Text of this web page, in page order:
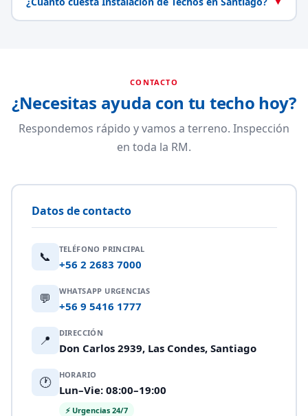
CONTACTO
¿Necesitas ayuda con tu techo hoy?
Respondemos rápido y vamos a terreno. Inspección
en toda la RM.
Datos de contacto
📞 TELÉFONO PRINCIPAL
+56 2 2683 7000
💬 WHATSAPP URGENCIAS
+56 9 5416 1777
📍 DIRECCIÓN
Don Carlos 2939, Las Condes, Santiago
🕐 HORARIO
Lun–Vie: 08:00–19:00
⚡ Urgencias 24/7